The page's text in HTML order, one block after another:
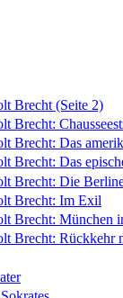
Brecht (Seite 2)
Brecht:
Brecht: Das
Brecht: Das
Brecht: Die
Brecht: Im Exil
Brecht: München
Brecht: Rückkehr